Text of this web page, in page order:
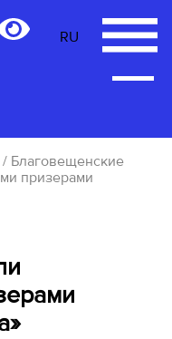
RU
/ Благовещенские
призерами